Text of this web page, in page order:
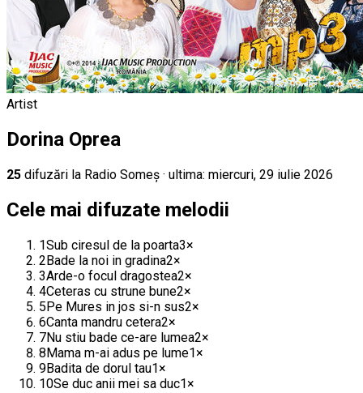
Artist
Dorina Oprea
25 difuzări la Radio Someș · ultima: miercuri, 29 iulie 2026
Cele mai difuzate melodii
1Sub ciresul de la poarta3×
2Bade la noi in gradina2×
3Arde-o focul dragostea2×
4Ceteras cu strune bune2×
5Pe Mures in jos si-n sus2×
6Canta mandru cetera2×
7Nu stiu bade ce-are lumea2×
8Mama m-ai adus pe lume1×
9Badita de dorul tau1×
10Se duc anii mei sa duc1×